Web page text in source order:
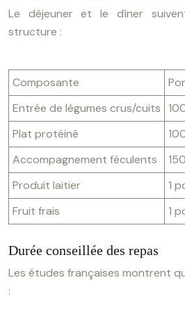
Le déjeuner et le dîner
structure :
Composante
Entrée de légumes crus/cuits
Plat protéiné
Accompagnement féculents
Produit laitier
1
Fruit frais
1
Durée conseillée des repas
Les études françaises montrent
: